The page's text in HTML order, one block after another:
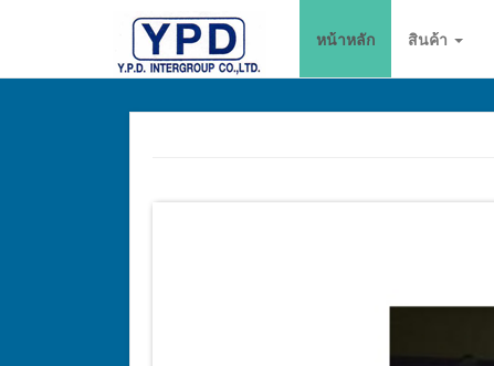
หน้าหลัก สินค้า